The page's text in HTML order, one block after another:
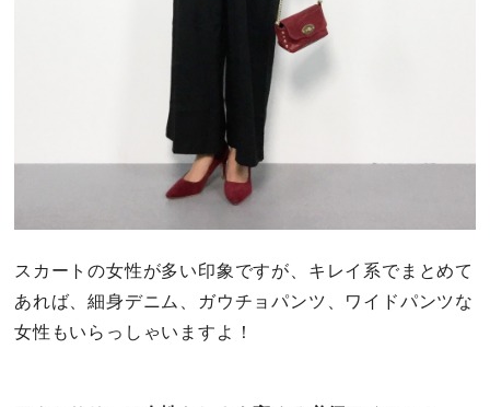
スカートの女性が多い印象ですが、キレイ系でまとめて
あれば、細身デニム、ガウチョパンツ、ワイドパンツな
女性もいらっしゃいますよ！